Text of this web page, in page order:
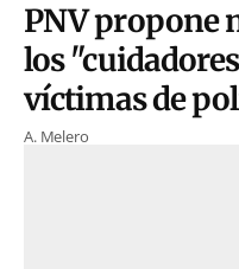
PNV propone
los
víctimas de
A. Melero